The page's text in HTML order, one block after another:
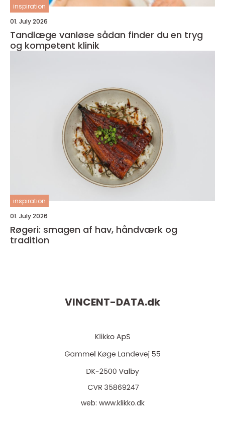
inspiration
01. July 2026
Tandlæge vanløse sådan finder du en tryg
og kompetent klinik
inspiration
01. July 2026
Røgeri: smagen af hav, håndværk og
tradition
VINCENT-DATA.dk
web: www.klikko.dk